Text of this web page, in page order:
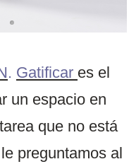
. Gatificar es el
un espacio en
que no está
preguntamos al